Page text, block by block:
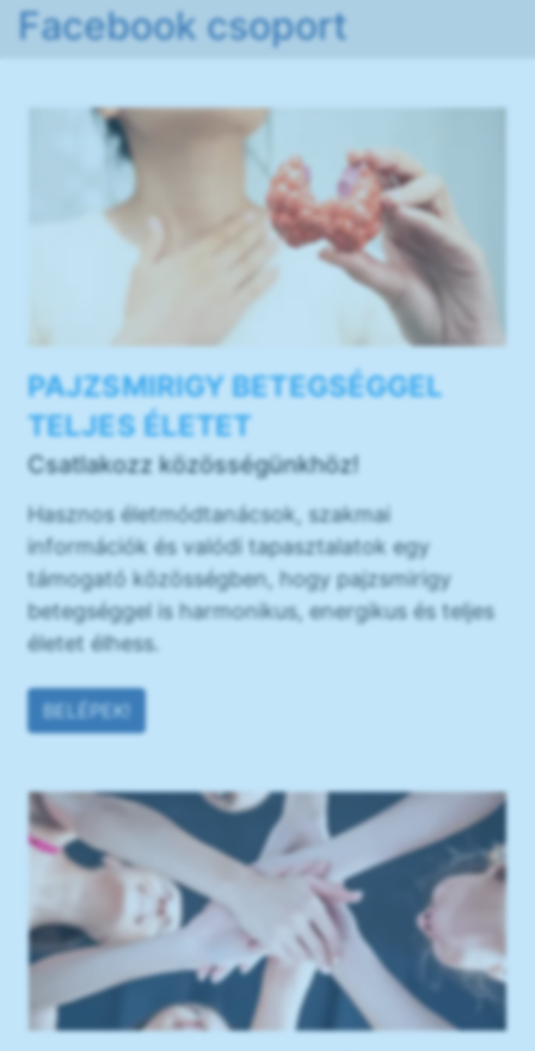
Facebook csoport
PAJZSMIRIGY BETEGSÉGGEL
TELJES ÉLETET
Csatlakozz közösségünkhöz!
Hasznos életmódtanácsok, szakmai
információk és valódi tapasztalatok egy
támogató közösségben, hogy pajzsmirigy
betegséggel is harmonikus, energikus és teljes
életet élhess.
BELÉPEK!